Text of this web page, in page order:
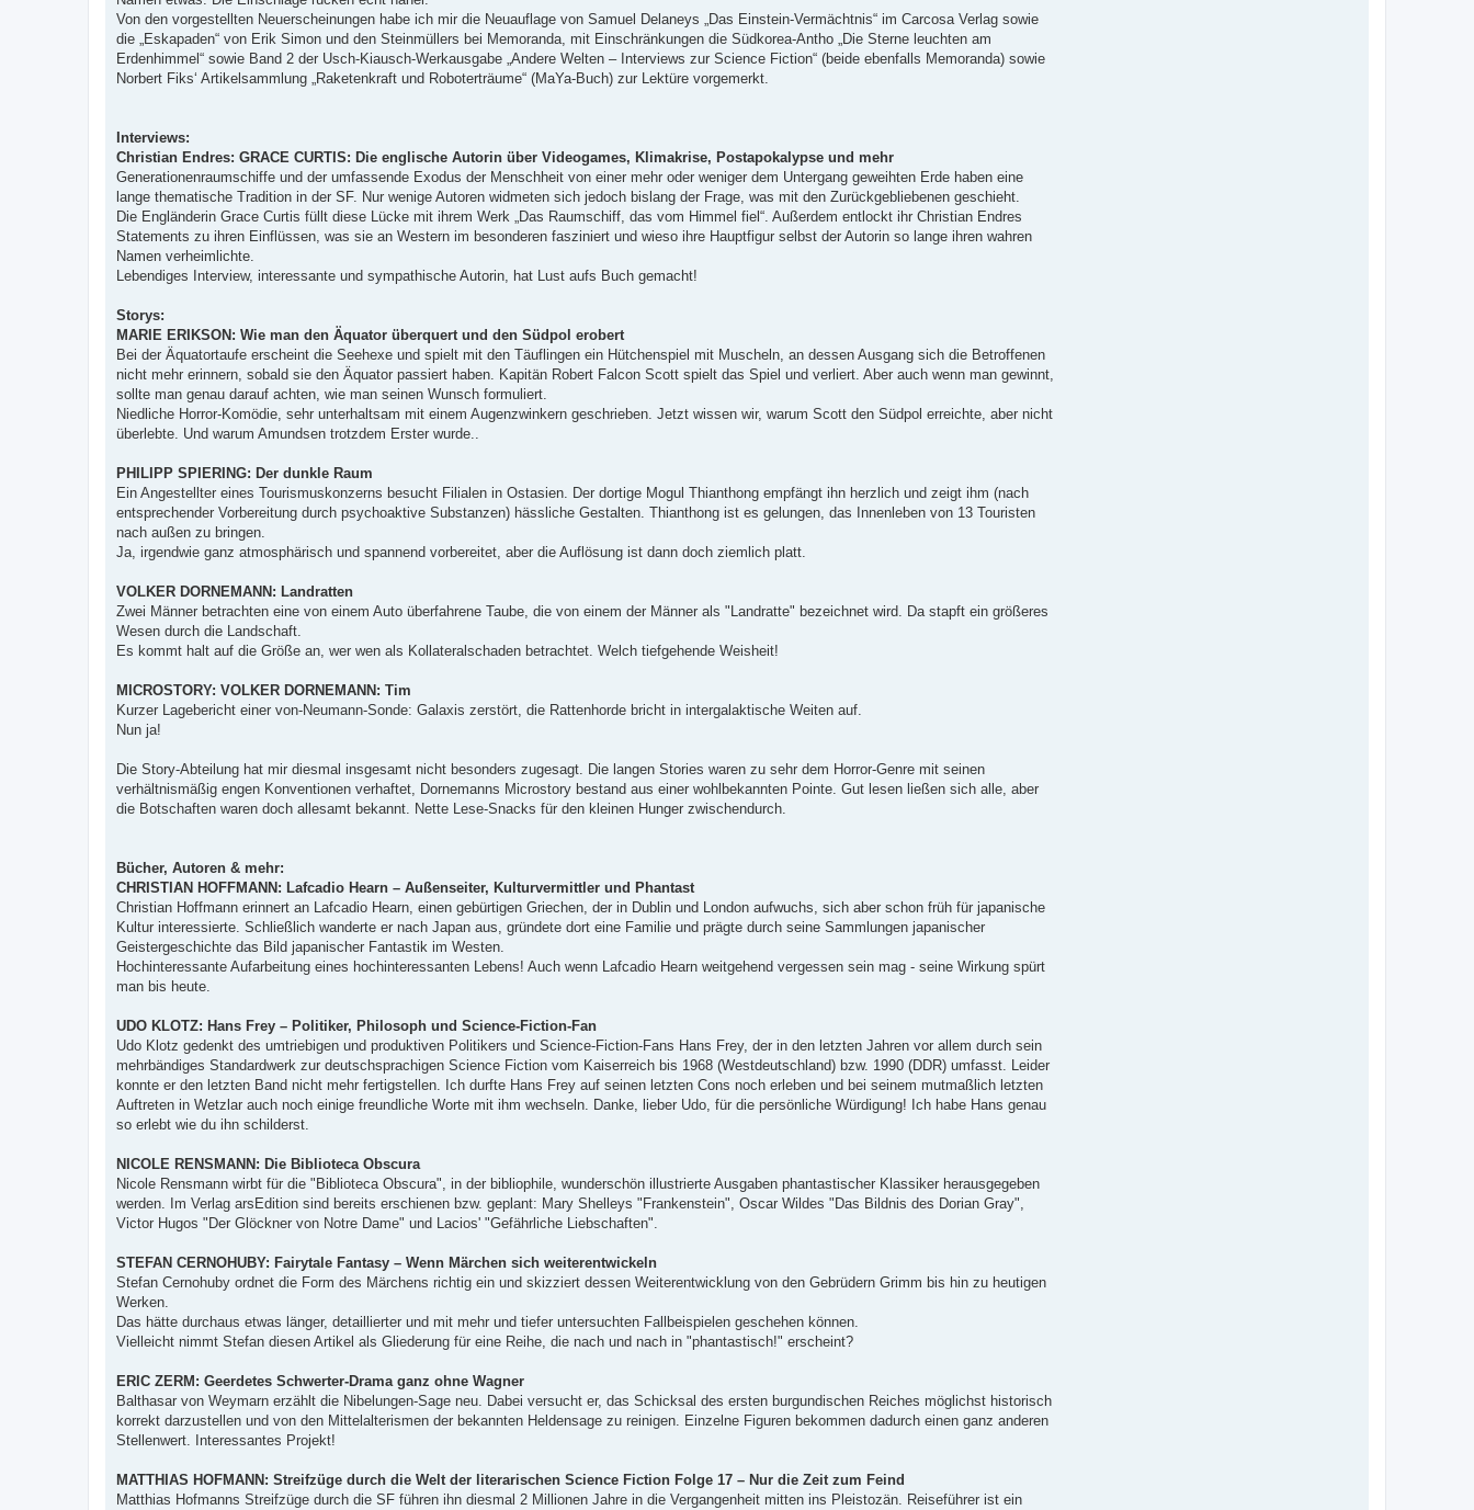
Von den vorgestellten Neuerscheinungen habe ich mir die Neuauflage von Samuel Delaneys „Das Einstein-Vermächtnis“ im Carcosa Verlag sowie
die „Eskapaden“ von Erik Simon und den Steinmüllers bei Memoranda, mit Einschränkungen die Südkorea-Antho „Die Sterne leuchten am
Erdenhimmel“ sowie Band 2 der Usch-Kiausch-Werkausgabe „Andere Welten – Interviews zur Science Fiction“ (beide ebenfalls Memoranda) sowie
Norbert Fiks‘ Artikelsammlung „Raketenkraft und Roboterträume“ (MaYa-Buch) zur Lektüre vorgemerkt.
Interviews:
Christian Endres: GRACE CURTIS: Die englische Autorin über Videogames, Klimakrise, Postapokalypse und mehr
Generationenraumschiffe und der umfassende Exodus der Menschheit von einer mehr oder weniger dem Untergang geweihten Erde haben eine
lange thematische Tradition in der SF. Nur wenige Autoren widmeten sich jedoch bislang der Frage, was mit den Zurückgebliebenen geschieht.
Die Engländerin Grace Curtis füllt diese Lücke mit ihrem Werk „Das Raumschiff, das vom Himmel fiel“. Außerdem entlockt ihr Christian Endres
Statements zu ihren Einflüssen, was sie an Western im besonderen fasziniert und wieso ihre Hauptfigur selbst der Autorin so lange ihren wahren
Namen verheimlichte.
Lebendiges Interview, interessante und sympathische Autorin, hat Lust aufs Buch gemacht!
Storys:
MARIE ERIKSON: Wie man den Äquator überquert und den Südpol erobert
Bei der Äquatortaufe erscheint die Seehexe und spielt mit den Täuflingen ein Hütchenspiel mit Muscheln, an dessen Ausgang sich die Betroffenen
nicht mehr erinnern, sobald sie den Äquator passiert haben. Kapitän Robert Falcon Scott spielt das Spiel und verliert. Aber auch wenn man gewinnt,
sollte man genau darauf achten, wie man seinen Wunsch formuliert.
Niedliche Horror-Komödie, sehr unterhaltsam mit einem Augenzwinkern geschrieben. Jetzt wissen wir, warum Scott den Südpol erreichte, aber nicht
überlebte. Und warum Amundsen trotzdem Erster wurde..
PHILIPP SPIERING: Der dunkle Raum
Ein Angestellter eines Tourismuskonzerns besucht Filialen in Ostasien. Der dortige Mogul Thianthong empfängt ihn herzlich und zeigt ihm (nach
entsprechender Vorbereitung durch psychoaktive Substanzen) hässliche Gestalten. Thianthong ist es gelungen, das Innenleben von 13 Touristen
nach außen zu bringen.
Ja, irgendwie ganz atmosphärisch und spannend vorbereitet, aber die Auflösung ist dann doch ziemlich platt.
VOLKER DORNEMANN: Landratten
Zwei Männer betrachten eine von einem Auto überfahrene Taube, die von einem der Männer als "Landratte" bezeichnet wird. Da stapft ein größeres
Wesen durch die Landschaft.
Es kommt halt auf die Größe an, wer wen als Kollateralschaden betrachtet. Welch tiefgehende Weisheit!
MICROSTORY: VOLKER DORNEMANN: Tim
Kurzer Lagebericht einer von-Neumann-Sonde: Galaxis zerstört, die Rattenhorde bricht in intergalaktische Weiten auf.
Nun ja!
Die Story-Abteilung hat mir diesmal insgesamt nicht besonders zugesagt. Die langen Stories waren zu sehr dem Horror-Genre mit seinen
verhältnismäßig engen Konventionen verhaftet, Dornemanns Microstory bestand aus einer wohlbekannten Pointe. Gut lesen ließen sich alle, aber
die Botschaften waren doch allesamt bekannt. Nette Lese-Snacks für den kleinen Hunger zwischendurch.
Bücher, Autoren & mehr:
CHRISTIAN HOFFMANN: Lafcadio Hearn – Außenseiter, Kulturvermittler und Phantast
Christian Hoffmann erinnert an Lafcadio Hearn, einen gebürtigen Griechen, der in Dublin und London aufwuchs, sich aber schon früh für japanische
Kultur interessierte. Schließlich wanderte er nach Japan aus, gründete dort eine Familie und prägte durch seine Sammlungen japanischer
Geistergeschichte das Bild japanischer Fantastik im Westen.
Hochinteressante Aufarbeitung eines hochinteressanten Lebens! Auch wenn Lafcadio Hearn weitgehend vergessen sein mag - seine Wirkung spürt
man bis heute.
UDO KLOTZ: Hans Frey – Politiker, Philosoph und Science-Fiction-Fan
Udo Klotz gedenkt des umtriebigen und produktiven Politikers und Science-Fiction-Fans Hans Frey, der in den letzten Jahren vor allem durch sein
mehrbändiges Standardwerk zur deutschsprachigen Science Fiction vom Kaiserreich bis 1968 (Westdeutschland) bzw. 1990 (DDR) umfasst. Leider
konnte er den letzten Band nicht mehr fertigstellen. Ich durfte Hans Frey auf seinen letzten Cons noch erleben und bei seinem mutmaßlich letzten
Auftreten in Wetzlar auch noch einige freundliche Worte mit ihm wechseln. Danke, lieber Udo, für die persönliche Würdigung! Ich habe Hans genau
so erlebt wie du ihn schilderst.
NICOLE RENSMANN: Die Biblioteca Obscura
Nicole Rensmann wirbt für die "Biblioteca Obscura", in der bibliophile, wunderschön illustrierte Ausgaben phantastischer Klassiker herausgegeben
werden. Im Verlag arsEdition sind bereits erschienen bzw. geplant: Mary Shelleys "Frankenstein", Oscar Wildes "Das Bildnis des Dorian Gray",
Victor Hugos "Der Glöckner von Notre Dame" und Lacios' "Gefährliche Liebschaften".
STEFAN CERNOHUBY: Fairytale Fantasy – Wenn Märchen sich weiterentwickeln
Stefan Cernohuby ordnet die Form des Märchens richtig ein und skizziert dessen Weiterentwicklung von den Gebrüdern Grimm bis hin zu heutigen
Werken.
Das hätte durchaus etwas länger, detaillierter und mit mehr und tiefer untersuchten Fallbeispielen geschehen können.
Vielleicht nimmt Stefan diesen Artikel als Gliederung für eine Reihe, die nach und nach in "phantastisch!" erscheint?
ERIC ZERM: Geerdetes Schwerter-Drama ganz ohne Wagner
Balthasar von Weymarn erzählt die Nibelungen-Sage neu. Dabei versucht er, das Schicksal des ersten burgundischen Reiches möglichst historisch
korrekt darzustellen und von den Mittelalterismen der bekannten Heldensage zu reinigen. Einzelne Figuren bekommen dadurch einen ganz anderen
Stellenwert. Interessantes Projekt!
MATTHIAS HOFMANN: Streifzüge durch die Welt der literarischen Science Fiction Folge 17 – Nur die Zeit zum Feind
Matthias Hofmanns Streifzüge durch die SF führen ihn diesmal 2 Millionen Jahre in die Vergangenheit mitten ins Pleistozän. Reiseführer ist ein